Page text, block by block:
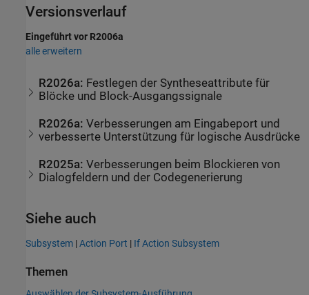
Versionsverlauf
Eingeführt vor R2006a
alle erweitern
R2026a: Festlegen der Syntheseattribute für
Blöcke und Block-Ausgangssignale
R2026a:Verbesserungen am Eingabeport und
verbesserte Unterstützung für logische Ausdrücke
R2025a:Verbesserungen beim Blockieren von
Dialogfeldern und der Codegenerierung
Siehe auch
Subsystem |Action Port | If Action Subsystem
Themen